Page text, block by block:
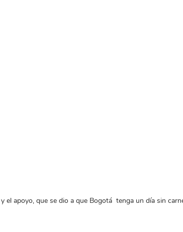
apoyo, que se dio a que Bogotá tenga un día sin